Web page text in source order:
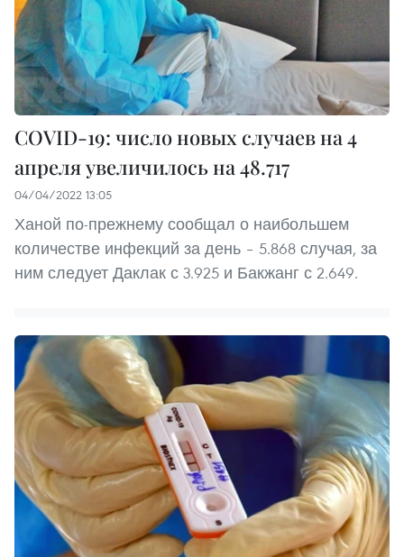
COVID-19: число новых случаев на 4
апреля увеличилось на 48.717
04/04/2022 13:05
Ханой по-прежнему сообщал о наибольшем
количестве инфекций за день – 5.868 случая, за
ним следует Даклак с 3.925 и Бакжанг с 2.649.